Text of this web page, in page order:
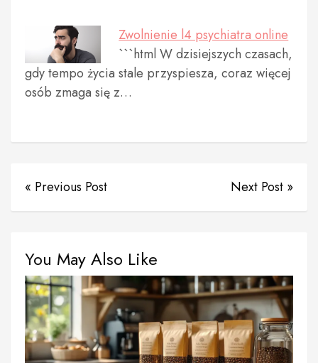
Zwolnienie l4 psychiatra online
```html W dzisiejszych czasach,
gdy tempo życia stale przyspiesza, coraz więcej
osób zmaga się z…
« Previous Post Next Post »
You May Also Like